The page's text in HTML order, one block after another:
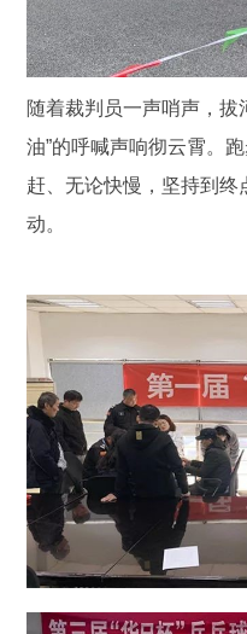
随着裁判员一声哨声，拔
油”的呼喊声响彻云霄。
赶、无论快慢，坚持到
动。